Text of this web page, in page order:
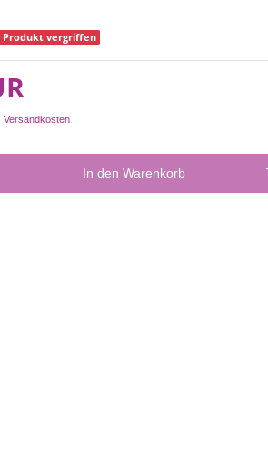
Produkt vergriffen
Versandkosten
In den Warenkorb